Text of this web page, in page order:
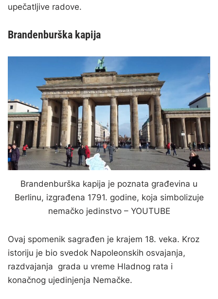
upečatljive radove.
Brandenburška kapija
Brandenburška kapija je poznata građevina u
Berlinu, izgrađena 1791. godine, koja simbolizuje
nemačko jedinstvo – YOUTUBE
Ovaj spomenik sagrađen je krajem 18. veka. Kroz
istoriju je bio svedok Napoleonskih osvajanja,
razdvajanja grada u vreme Hladnog rata i
konačnog ujedinjenja Nemačke.